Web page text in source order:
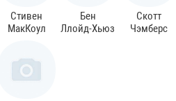
Стивен
МакКоул
Бен
Ллойд-Хьюз
Скотт
Чэмберс